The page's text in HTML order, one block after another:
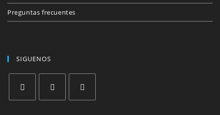
Preguntas frecuentes
SIGUENOS